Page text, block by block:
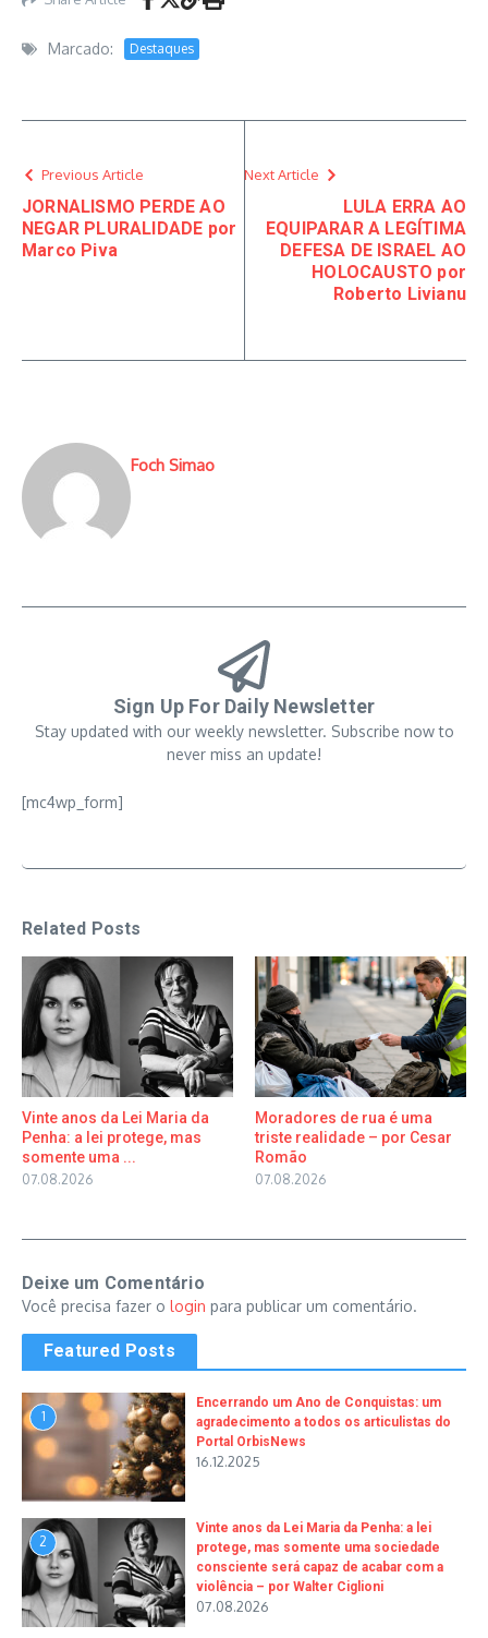
Marcado: Destaques
Previous Article
JORNALISMO PERDE AO
NEGAR PLURALIDADE por
Marco Piva
Next Article
LULA ERRA AO
EQUIPARAR A LEGÍTIMA
DEFESA DE ISRAEL AO
HOLOCAUSTO por
Roberto Livianu
Foch Simao
Sign Up For Daily Newsletter
Stay updated with our weekly newsletter. Subscribe now to
never miss an update!
[mc4wp_form]
Related Posts
Vinte anos da Lei Maria da
Penha: a lei protege, mas
somente uma ...
07.08.2026
Moradores de rua é uma
triste realidade – por Cesar
Romão
07.08.2026
Deixe um Comentário
Você precisa fazer o login para publicar um comentário.
Featured Posts
1
Encerrando um Ano de Conquistas: um
agradecimento a todos os articulistas do
Portal OrbisNews
16.12.2025
2
Vinte anos da Lei Maria da Penha: a lei
protege, mas somente uma sociedade
consciente será capaz de acabar com a
violência – por Walter Ciglioni
07.08.2026